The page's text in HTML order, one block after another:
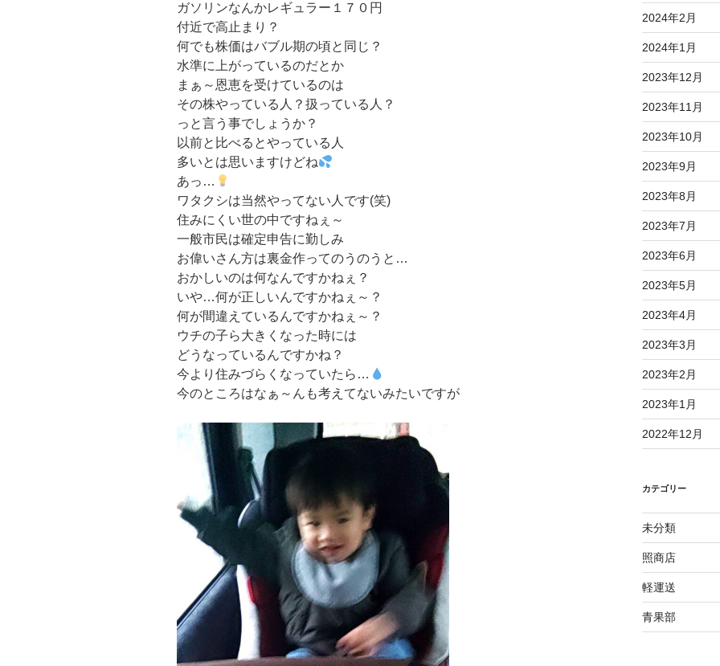
ガソリンなんかレギュラー１７０円
付近で高止まり？
何でも株価はバブル期の頃と同じ？
水準に上がっているのだとか
まぁ～恩恵を受けているのは
その株やっている人？扱っている人？
っと言う事でしょうか？
以前と比べるとやっている人
多いとは思いますけどね
あっ…
ワタクシは当然やってない人です(笑)
住みにくい世の中ですねぇ～
一般市民は確定申告に勤しみ
お偉いさん方は裏金作ってのうのうと…
おかしいのは何なんですかねぇ？
いや…何が正しいんですかねぇ～？
何が間違えているんですかねぇ～？
ウチの子ら大きくなった時には
どうなっているんですかね？
今より住みづらくなっていたら…
今のところはなぁ～んも考えてないみたいですが
2024年2月
2024年1月
2023年12月
2023年11月
2023年10月
2023年9月
2023年8月
2023年7月
2023年6月
2023年5月
2023年4月
2023年3月
2023年2月
2023年1月
2022年12月
カテゴリー
未分類
照商店
軽運送
青果部